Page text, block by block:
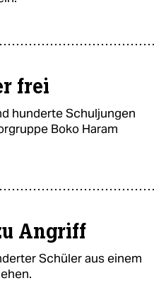
frei
hunderte Schuljungen
Boko Haram
Angriff
Schüler aus einem